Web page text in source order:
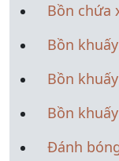
Bồn chứa
Bồn
Bồn
Bồn
Đánh